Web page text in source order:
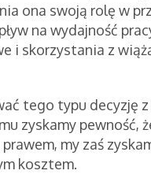
ona swoją rolę w
na wydajność
i skorzystania z
tego typu decyzję
zyskamy pewność,
my zaś
kosztem.